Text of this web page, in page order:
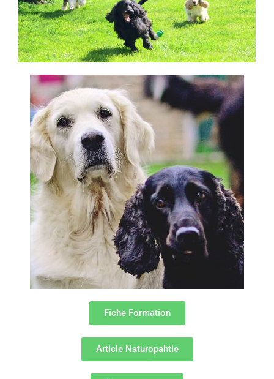
Fiche Formation
Article Naturopahtie